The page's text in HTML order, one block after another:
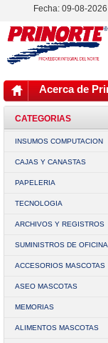
Fecha: 09-08-2026
Acerca de
CATEGORIAS
INSUMOS COMPUTACION
CAJAS Y CANASTAS
PAPELERIA
TECNOLOGIA
ARCHIVOS Y REGISTROS
SUMINISTROS DE OFICINA
ACCESORIOS MASCOTAS
ASEO MASCOTAS
MEMORIAS
ALIMENTOS MASCOTAS